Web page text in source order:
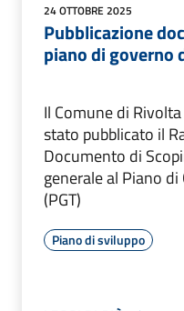
24 OTTOBRE 2025
Pubblicazione
piano di governo
Il Comune di
stato pubblicato il
Documento di
generale al Piano
(PGT)
Piano di sviluppo